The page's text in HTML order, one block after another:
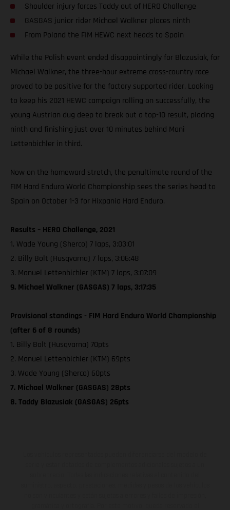
Shoulder injury forces Taddy out of HERO Challenge
GASGAS junior rider Michael Walkner places ninth
From Poland the FIM HEWC next heads to Spain
While the Polish event ended disappointingly for Blazusiak, for
Michael Walkner, the three-hour extreme cross-country race
proved to be positive for the factory supported rider. Looking
to keep his 2021 HEWC campaign rolling on successfully, the
young Austrian dug deep to break out a top-10 result, placing
ninth and finishing just over 10 minutes behind Mani
Lettenbichler in third.
Now on the homeward stretch, the penultimate round of the
FIM Hard Enduro World Championship sees the series head to
Spain on October 1-3 for Hixpania Hard Enduro.
Results – HERO Challenge, 2021
1. Wade Young (Sherco) 7 laps, 3:03:01
2. Billy Bolt (Husqvarna) 7 laps, 3:06:48
3. Manuel Lettenbichler (KTM) 7 laps, 3:07:09
9. Michael Walkner (GASGAS) 7 laps, 3:17:35
Provisional standings - FIM Hard Enduro World Championship
(after 6 of 8 rounds)
1. Billy Bolt (Husqvarna) 70pts
2. Manuel Lettenbichler (KTM) 69pts
3. Wade Young (Sherco) 60pts
7. Michael Walkner (GASGAS) 28pts
8. Taddy Blazusiak (GASGAS) 26pts